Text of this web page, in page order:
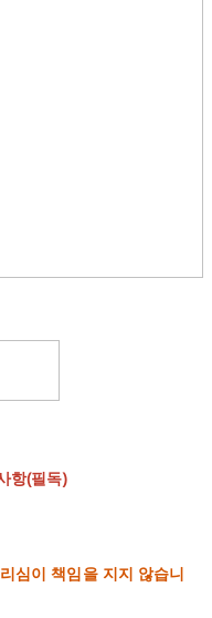
항(필독)
심이 책임을 지지 않습니